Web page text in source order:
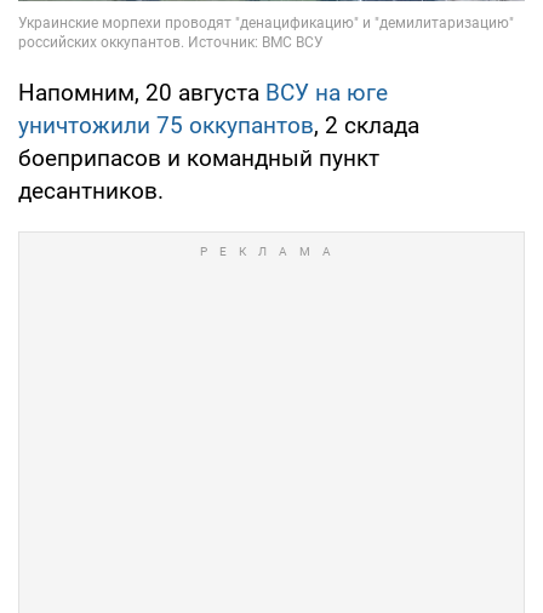
Напомним, 20 августа ВСУ на юге
уничтожили 75 оккупантов, 2 склада
боеприпасов и командный пункт
десантников.